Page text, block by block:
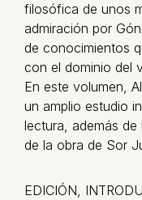
filosófica de unos
admiración por
de conocimientos
con el dominio del
En este volumen,
un amplio estudio
lectura, además
de la obra de Sor
EDICIÓN,